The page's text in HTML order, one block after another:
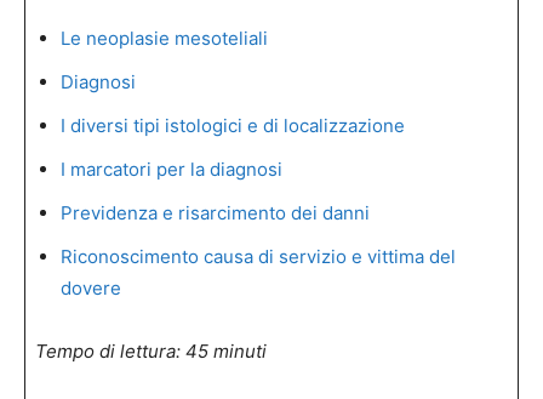
Le neoplasie mesoteliali
Diagnosi
I diversi tipi istologici e di localizzazione
I marcatori per la diagnosi
Previdenza e risarcimento dei danni
Riconoscimento causa di servizio e vittima del
dovere
Tempo di lettura: 45 minuti